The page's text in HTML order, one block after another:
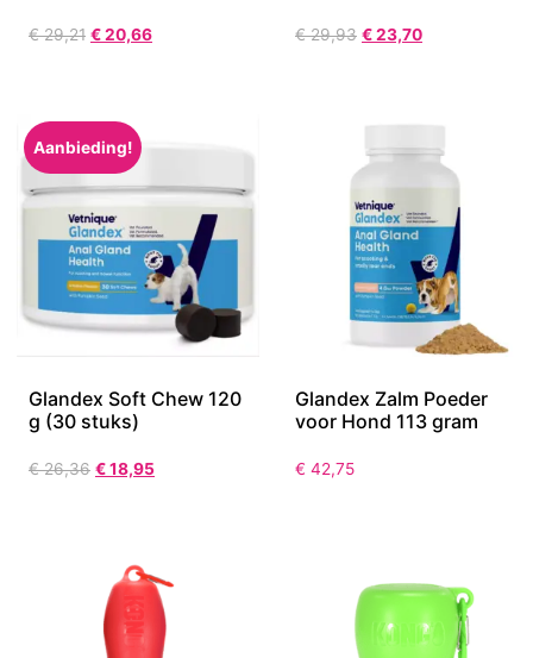
€29,21 €20,66 €29,93 €23,70
Aanbieding!
Glandex Soft Chew 120
g (30 stuks)
€26,36 €18,95
Glandex Zalm Poeder
voor Hond 113 gram
€ 42,75